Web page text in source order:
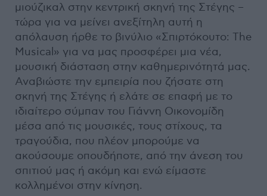
μιούζικαλ στην κεντρική σκηνή της Στέγης –
τώρα για να μείνει ανεξίτηλη αυτή η
απόλαυση ήρθε το βινύλιο «Σπιρτόκουτο: The
Musical» για να μας προσφέρει μια νέα,
μουσική διάσταση στην καθημερινότητά μας.
Αναβιώστε την εμπειρία που ζήσατε στη
σκηνή της Στέγης ή ελάτε σε επαφή με το
ιδιαίτερο σύμπαν του Γιάννη Οικονομίδη
μέσα από τις μουσικές, τους στίχους, τα
τραγούδια, που πλέον μπορούμε να
ακούσουμε οπουδήποτε, από την άνεση του
σπιτιού μας ή ακόμη και ενώ είμαστε
κολλημένοι στην κίνηση.